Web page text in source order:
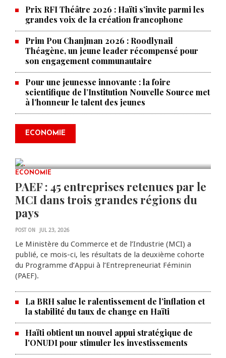
Prix RFI Théâtre 2026 : Haïti s’invite parmi les
grandes voix de la création francophone
Prim Pou Chanjman 2026 : Roodlynail
Théagène, un jeune leader récompensé pour
son engagement communautaire
Pour une jeunesse innovante : la foire
scientifique de l’Institution Nouvelle Source met
à l’honneur le talent des jeunes
ECONOMIE
0 COMMENTS
Produire le savoir pour
transformer Haïti : BRH lance la
2ᵉ édition de ses Journées
scientifiques
ECONOMIE
PAEF : 45 entreprises retenues par le
MCI dans trois grandes régions du
pays
POST ON JUL 23, 2026
Le Ministère du Commerce et de l’Industrie (MCI) a
publié, ce mois-ci, les résultats de la deuxième cohorte
du Programme d’Appui à l’Entrepreneuriat Féminin
(PAEF).
La BRH salue le ralentissement de l’inflation et
la stabilité du taux de change en Haïti
Haïti obtient un nouvel appui stratégique de
l'ONUDI pour stimuler les investissements